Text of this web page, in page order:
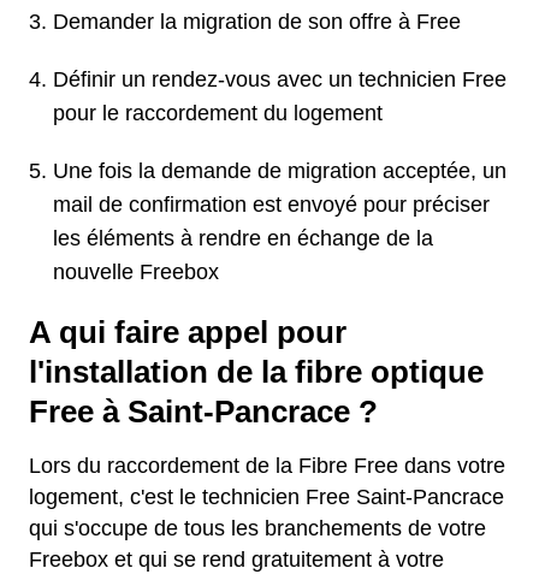
Demander la migration de son offre à Free
Définir un rendez-vous avec un technicien Free
pour le raccordement du logement
Une fois la demande de migration acceptée, un
mail de confirmation est envoyé pour préciser
les éléments à rendre en échange de la
nouvelle Freebox
A qui faire appel pour
l'installation de la fibre optique
Free à Saint-Pancrace ?
Lors du raccordement de la Fibre Free dans votre
logement, c'est le technicien Free Saint-Pancrace
qui s'occupe de tous les branchements de votre
Freebox et qui se rend gratuitement à votre